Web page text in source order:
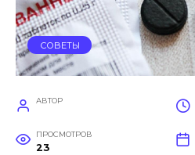
СОВЕТЫ
АВТОР
ПРОСМОТРОВ
23